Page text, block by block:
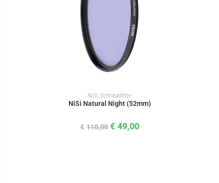
IN DEN WARENKORB
NiSi Schraubfilter
NiSi Natural Night (52mm)
€ 110,00 € 49,00